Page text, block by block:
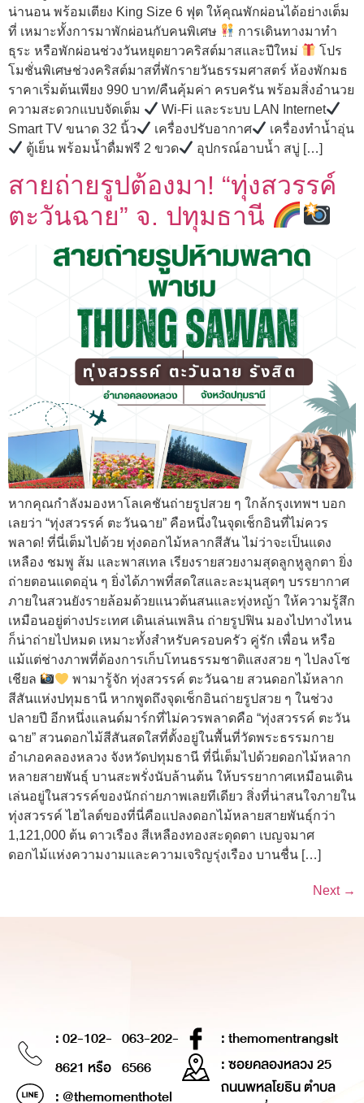
น่านอน พร้อมเตียง King Size 6 ฟุต ให้คุณพักผ่อนได้อย่างเต็ม
ที่ เหมาะทั้งการมาพักผ่อนกับคนพิเศษ
การเดินทางมาทำ
ธุระ หรือพักผ่อนช่วงวันหยุดยาวคริสต์มาสและปีใหม่
โปร
โมชั่นพิเศษช่วงคริสต์มาสที่พักรายวันธรรมศาสตร์ ห้องพักมธ
ราคาเริ่มต้นเพียง 990 บาท/คืนคุ้มค่า ครบครัน พร้อมสิ่งอำนวย
ความสะดวกแบบจัดเต็ม
Wi-Fi และระบบ LAN Internet
Smart TV ขนาด 32 นิ้ว
เครื่องปรับอากาศ
เครื่องทำน้ำอุ่น
ตู้เย็น พร้อมน้ำดื่มฟรี 2 ขวด
อุปกรณ์อาบน้ำ สบู่ […]
สายถ่ายรูปต้องมา! “ทุ่งสวรรค์
ตะวันฉาย” จ. ปทุมธานี
หากคุณกำลังมองหาโลเคชันถ่ายรูปสวย ๆ ใกล้กรุงเทพฯ บอก
เลยว่า “ทุ่งสวรรค์ ตะวันฉาย” คือหนึ่งในจุดเช็กอินที่ไม่ควร
พลาด! ที่นี่เต็มไปด้วย ทุ่งดอกไม้หลากสีสัน ไม่ว่าจะเป็นแดง
เหลือง ชมพู ส้ม และพาสเทล เรียงรายสวยงามสุดลูกหูลูกตา ยิ่ง
ถ่ายตอนแดดอุ่น ๆ ยิ่งได้ภาพที่สดใสและละมุนสุดๆ บรรยากาศ
ภายในสวนยังรายล้อมด้วยแนวต้นสนและทุ่งหญ้า ให้ความรู้สึก
เหมือนอยู่ต่างประเทศ เดินเล่นเพลิน ถ่ายรูปฟิน มองไปทางไหน
ก็น่าถ่ายไปหมด เหมาะทั้งสำหรับครอบครัว คู่รัก เพื่อน หรือ
แม้แต่ช่างภาพที่ต้องการเก็บโทนธรรมชาติแสงสวย ๆ ไปลงโซ
เชียล
พามารู้จัก ทุ่งสวรรค์ ตะวันฉาย สวนดอกไม้หลาก
สีสันแห่งปทุมธานี หากพูดถึงจุดเช็กอินถ่ายรูปสวย ๆ ในช่วง
ปลายปี อีกหนึ่งแลนด์มาร์กที่ไม่ควรพลาดคือ “ทุ่งสวรรค์ ตะวัน
ฉาย” สวนดอกไม้สีสันสดใสที่ตั้งอยู่ในพื้นที่วัดพระธรรมกาย
อำเภอคลองหลวง จังหวัดปทุมธานี ที่นี่เต็มไปด้วยดอกไม้หลาก
หลายสายพันธุ์ บานสะพรั่งนับล้านต้น ให้บรรยากาศเหมือนเดิน
เล่นอยู่ในสวรรค์ของนักถ่ายภาพเลยทีเดียว สิ่งที่น่าสนใจภายใน
ทุ่งสวรรค์ ไฮไลต์ของที่นี่คือแปลงดอกไม้หลายสายพันธุ์กว่า
1,121,000 ต้น ดาวเรือง สีเหลืองทองสะดุดตา เบญจมาศ
ดอกไม้แห่งความงามและความเจริญรุ่งเรือง บานชื่น […]
Next →
: 02-102-
8621 หรือ
063-202-
6566
: @themomenthotel
: themomentrangsit
: ซอยคลองหลวง 25
ถนนพหลโยธิน ตำบล